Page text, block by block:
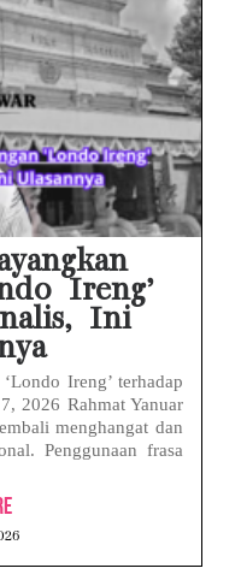
Ireng’
Ini
Ireng’ terhadap
2026 Rahmat Yanuar
menghangat dan
Penggunaan frasa